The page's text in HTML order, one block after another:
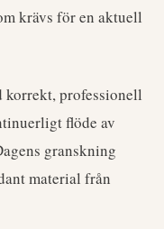
krävs för en aktuell
korrekt, professionell
flöde av
granskning
material från